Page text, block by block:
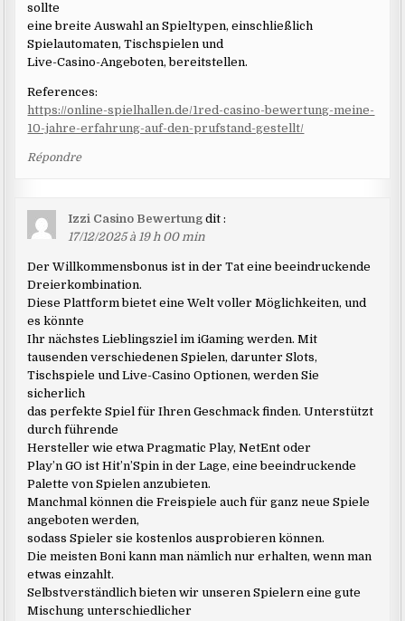
sollte
eine breite Auswahl an Spieltypen, einschließlich
Spielautomaten, Tischspielen und
Live-Casino-Angeboten, bereitstellen.
References:
https://online-spielhallen.de/1red-casino-bewertung-meine-
10-jahre-erfahrung-auf-den-prufstand-gestellt/
Répondre
Izzi Casino Bewertung dit :
17/12/2025 à 19 h 00 min
Der Willkommensbonus ist in der Tat eine beeindruckende
Dreierkombination.
Diese Plattform bietet eine Welt voller Möglichkeiten, und
es könnte
Ihr nächstes Lieblingsziel im iGaming werden. Mit
tausenden verschiedenen Spielen, darunter Slots,
Tischspiele und Live-Casino Optionen, werden Sie
sicherlich
das perfekte Spiel für Ihren Geschmack finden. Unterstützt
durch führende
Hersteller wie etwa Pragmatic Play, NetEnt oder
Play’n GO ist Hit’n’Spin in der Lage, eine beeindruckende
Palette von Spielen anzubieten.
Manchmal können die Freispiele auch für ganz neue Spiele
angeboten werden,
sodass Spieler sie kostenlos ausprobieren können.
Die meisten Boni kann man nämlich nur erhalten, wenn man
etwas einzahlt.
Selbstverständlich bieten wir unseren Spielern eine gute
Mischung unterschiedlicher